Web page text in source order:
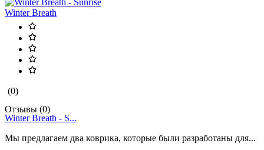
Winter Breath
(0)
Отзывы (0)
Winter Breath - S...
Мы предлагаем два коврика, которые были разработаны для...